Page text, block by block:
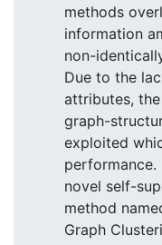
methods
information
non-
Due to the
attributes,
graph-
exploited
performance.
novel self-
method
Graph